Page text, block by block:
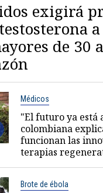
exigirá
a
de 30
Médicos
"El futuro ya está
colombiana
funcionan las
terapias
Brote de ébola